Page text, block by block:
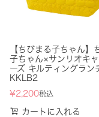
【ちびまる子ちゃん】
子ちゃん×サンリオキ
ーズ キルティングラン
KKLB2
¥2,200税込
カートに入れる